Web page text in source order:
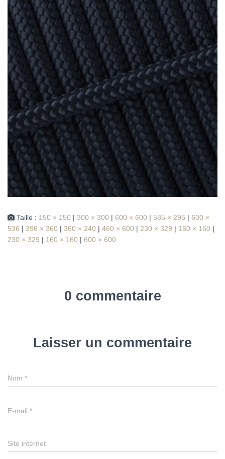
Taille : 150 × 150 | 300 × 300 | 600 × 600 | 585 × 295 | 600 ×
536 | 396 × 360 | 360 × 240 | 460 × 600 | 230 × 329 | 160 × 160 |
230 × 329 | 160 × 160 | 600 × 600
0 commentaire
Laisser un commentaire
Nom *
E-mail *
Site internet